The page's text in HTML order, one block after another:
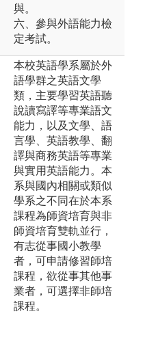
與。
六、參與外語能力檢
定考試。
本校英語學系屬於外
語學群之英語文學
類，主要學習英語聽
說讀寫譯等專業語文
能力，以及文學、語
言學、英語教學、翻
譯與商務英語等專業
與實用英語能力。本
系與國內相關或類似
學系之不同在於本系
課程為師資培育與非
師資培育雙軌並行，
有志從事國小教學
者，可申請修習師培
課程，欲從事其他事
業者，可選擇非師培
課程。